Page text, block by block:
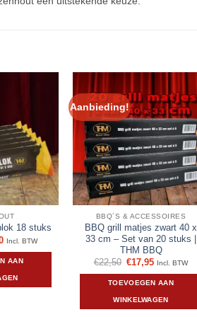
18 stuks
Huidige
is:
€57,00.
Incl. BTW
AAN
Aanbieding!
BBQ´S & ACCESSOIRES
BBQ grill matjes zwart 40 x
33 cm – Set van 20 stuks |
THM BBQ
€22,50 Oorspronkelijke
prijs
was:
€22,50.
€17,95Huidige
is:
€17,95.
Incl. BTW
TOEVOEGEN AAN
WINKELWAGEN